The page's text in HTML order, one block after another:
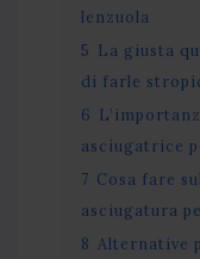
lenzuola
5 La giusta
di farle
6
asciugatrice
7 Cosa fare
asciugatura
8 Alternative